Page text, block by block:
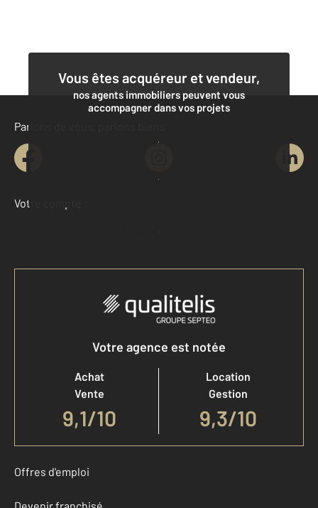
Vous êtes acquéreur et vendeur,
nos agents immobiliers peuvent vous
accompagner dans vos projets
Contacter l'agence
Demander une estimation
Parlons de vous, parlons biens
Votre compte :
Accéder à mon compte
Votre agence est notée
Achat
Vente
9,1/10
Location
Gestion
9,3/10
Offres d'emploi